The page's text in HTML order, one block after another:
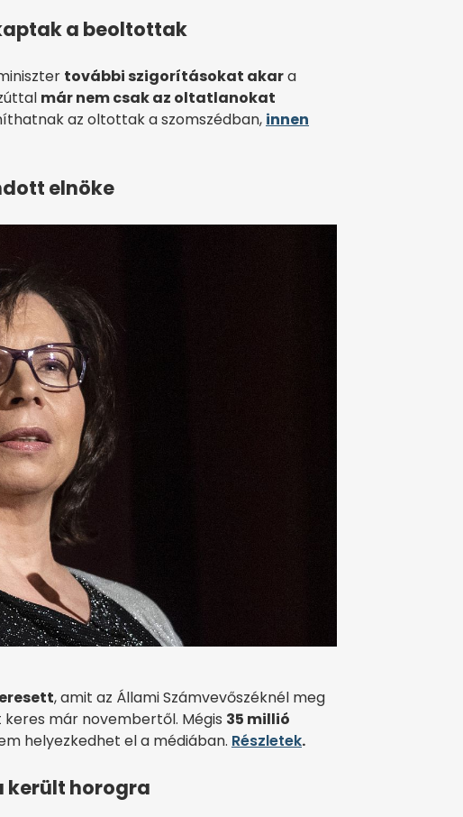
a beoltottak
további szigorításokat akara
már nem csak az oltatlanokat
az oltottak a szomszédban, innen
elnöke
, amit az Állami Számvevőszéknél meg
már novembertől. Mégis 35 millió
helyezkedhet el a médiában. Részletek.
került horogra